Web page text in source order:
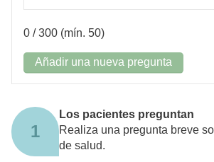
0 / 300 (mín. 50)
Añadir una nueva pregunta
1
Los pacientes preguntan
Realiza una pregunta breve
de salud.